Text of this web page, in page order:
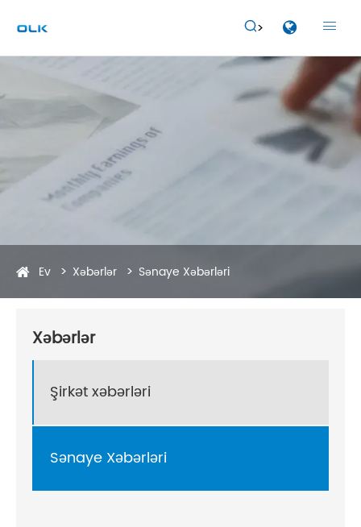
 
Ev Xəbərlər Sənaye Xəbərləri
Xəbərlər
Şirkət xəbərləri
Sənaye Xəbərləri